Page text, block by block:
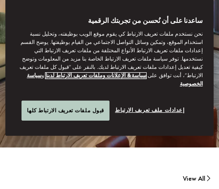
View All
ساعدنا على أن نُحسن من تجربتك الرقمية
نحن نستخدم ملفات تعريف الارتباط كي يقوم موقع الويب بوظيفته، وتحليل نسبة
استخدام الموقع، وتمكين وسائل التواصل الاجتماعي من القيام بوظيفتها. يوضح القسم
إعدادات ملفات تعريف الارتباط الأنواع المختلفة من ملفات تعريف الارتباط التي
نستخدمها. توفر سياسة ملفات تعريف الارتباط الخاصة بنا مزيد من المعلومات وتوضح
كيفية تعديل إعدادات ملفات تعريف الارتباط لديك. بالنقر على “قبول كل ملفات تعريف
الارتباط”، أنت توافق علىسياسة& الإعلانات وملفات تعريف الارتباط لدينا وسياسة
الخصوصية
إعدادات ملف تعريف الارتباط قبول ملفات تعريف الارتباط كلها